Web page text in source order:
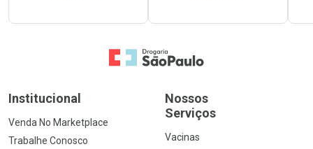
Ir para a Home
Institucional
Venda No Marketplace
Trabalhe Conosco
Nossos
Serviços
Vacinas